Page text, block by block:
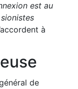
est au
à
de